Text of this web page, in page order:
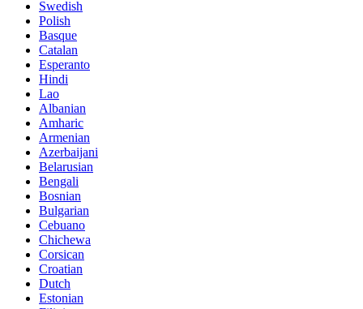
Swedish
Polish
Basque
Catalan
Esperanto
Hindi
Lao
Albanian
Amharic
Armenian
Azerbaijani
Belarusian
Bengali
Bosnian
Bulgarian
Cebuano
Chichewa
Corsican
Croatian
Dutch
Estonian